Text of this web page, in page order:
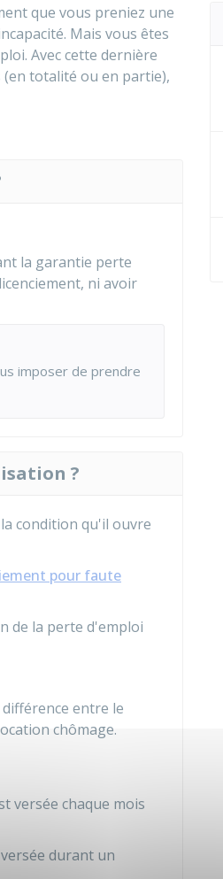
que vous preniez une
Mais vous êtes
Avec cette dernière
totalité ou en partie),
la garantie perte
ni avoir
imposer de prendre
?
condition qu'il ouvre
pour faute
de la perte d'emploi
entre le
chômage.
versée chaque mois
durant un